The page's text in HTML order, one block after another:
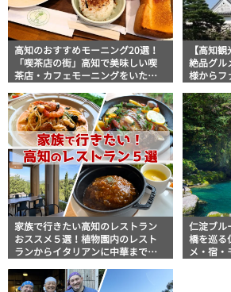
高知のおすすめモーニング20選！
「喫茶店の街」高知で美味しい喫
茶店・カフェモーニングをいただ
【高知
絶品グル
様からフ
家族で行きたい高知のレストラン
おススメ５選！植物園内のレスト
ランからイタリアンに中華まで楽
仁淀ブル
橋を巡る
メ・宿・